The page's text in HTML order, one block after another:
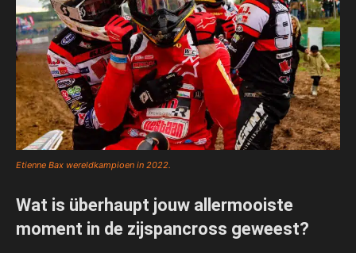
Etienne Bax wereldkampioen in 2022.
Wat is überhaupt jouw allermooiste
moment in de zijspancross geweest?